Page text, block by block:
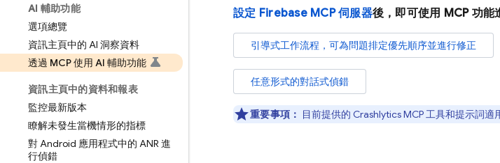
AI 輔助功能
選項總覽
資訊主頁中的 AI 洞察資料
透過 MCP 使用 AI 輔助功能
資訊主頁中的資料和報表
監控最新版本
瞭解未發生當機情形的指標
對 Android 應用程式中的 ANR 進
行偵錯
設定 Firebase MCP 伺服器後，即可使用 MCP 功能
引導式工作流程，可為問題排定優先順序並進行修正
任意形式的對話式偵錯
重要事項： 目前提供的 CrashlyticsMCP 工具和提示詞適